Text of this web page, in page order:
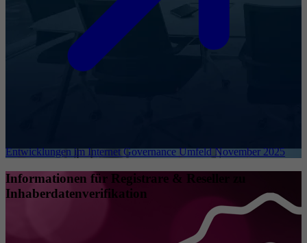
Entwicklungen im Internet Governance Umfeld November 2025
Informationen für Registrare & Reseller zu
Inhaberdatenverifikation